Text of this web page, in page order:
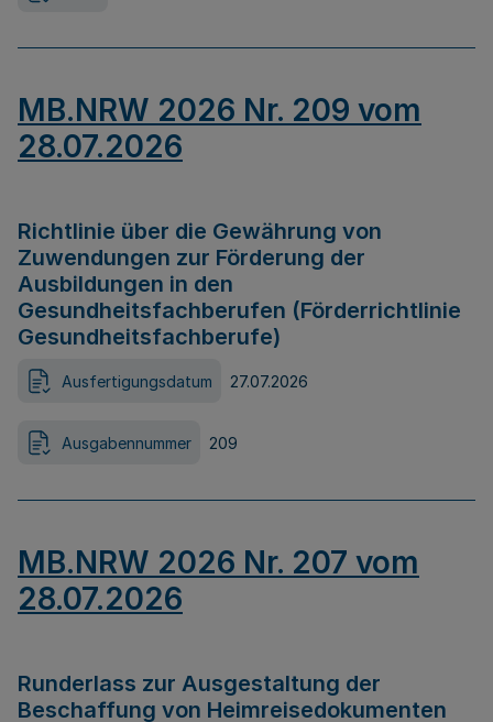
MB.NRW 2026 Nr. 209 vom
28.07.2026
Richtlinie über die Gewährung von
Zuwendungen zur Förderung der
Ausbildungen in den
Gesundheitsfachberufen (Förderrichtlinie
Gesundheitsfachberufe)
Ausfertigungsdatum 27.07.2026
Ausgabennummer 209
MB.NRW 2026 Nr. 207 vom
28.07.2026
Runderlass zur Ausgestaltung der
Beschaffung von Heimreisedokumenten